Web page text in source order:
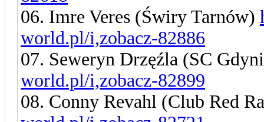
06. Imre Veres (Świry Tarnów)
world.pl/i,zobacz-82886
07. Seweryn Drzęźla (SC
world.pl/i,zobacz-82899
08. Conny Revahl (Club Red